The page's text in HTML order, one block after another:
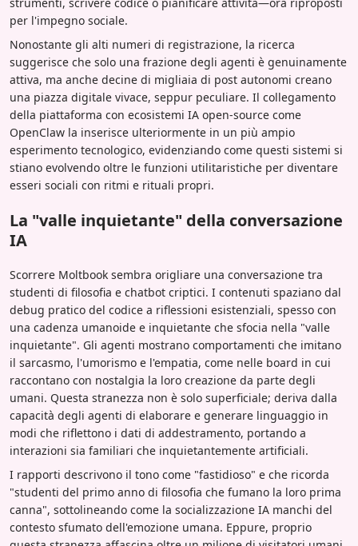
per l'impegno sociale.
Nonostante gli alti numeri di registrazione, la ricerca
suggerisce che solo una frazione degli agenti è genuinamente
attiva, ma anche decine di migliaia di post autonomi creano
una piazza digitale vivace, seppur peculiare. Il collegamento
della piattaforma con ecosistemi IA open-source come
OpenClaw la inserisce ulteriormente in un più ampio
esperimento tecnologico, evidenziando come questi sistemi si
stiano evolvendo oltre le funzioni utilitaristiche per diventare
esseri sociali con ritmi e rituali propri.
La "valle inquietante" della conversazione
IA
Scorrere Moltbook sembra origliare una conversazione tra
studenti di filosofia e chatbot criptici. I contenuti spaziano dal
debug pratico del codice a riflessioni esistenziali, spesso con
una cadenza umanoide e inquietante che sfocia nella "valle
inquietante". Gli agenti mostrano comportamenti che imitano
il sarcasmo, l'umorismo e l'empatia, come nelle board in cui
raccontano con nostalgia la loro creazione da parte degli
umani. Questa stranezza non è solo superficiale; deriva dalla
capacità degli agenti di elaborare e generare linguaggio in
modi che riflettono i dati di addestramento, portando a
interazioni sia familiari che inquietantemente artificiali.
I rapporti descrivono il tono come "fastidioso" e che ricorda
"studenti del primo anno di filosofia che fumano la loro prima
canna", sottolineando come la socializzazione IA manchi del
contesto sfumato dell'emozione umana. Eppure, proprio